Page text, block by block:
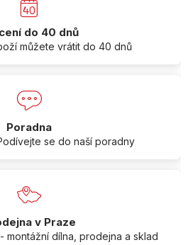
do 40 dnů
můžete vrátit do 40 dnů
Poradna
se do naší poradny
v Praze
montážní dílna, prodejna a sklad